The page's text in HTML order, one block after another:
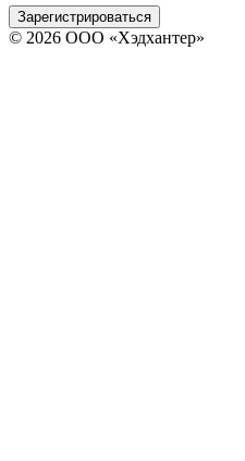
Зарегистрироваться
© 2026 ООО «Хэдхантер»